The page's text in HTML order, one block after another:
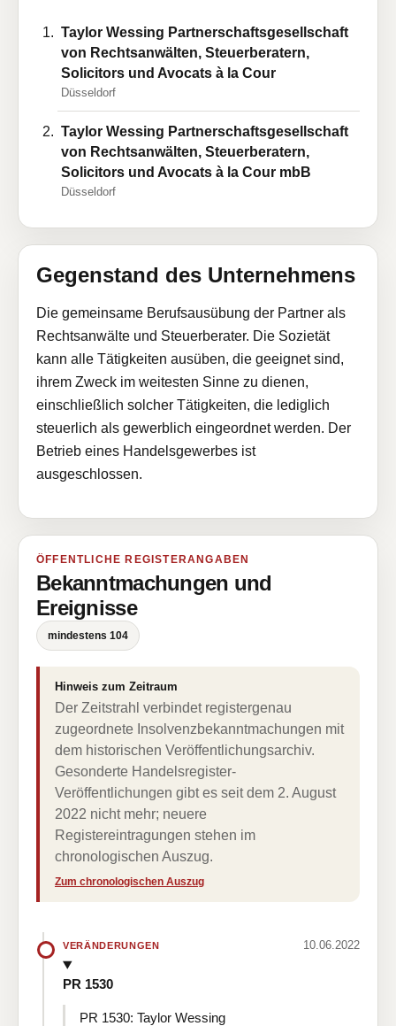
Taylor Wessing Partnerschaftsgesellschaft
von Rechtsanwälten, Steuerberatern,
Solicitors und Avocats à la Cour
Düsseldorf
Taylor Wessing Partnerschaftsgesellschaft
von Rechtsanwälten, Steuerberatern,
Solicitors und Avocats à la Cour mbB
Düsseldorf
Gegenstand des Unternehmens
Die gemeinsame Berufsausübung der Partner als
Rechtsanwälte und Steuerberater. Die Sozietät
kann alle Tätigkeiten ausüben, die geeignet sind,
ihrem Zweck im weitesten Sinne zu dienen,
einschließlich solcher Tätigkeiten, die lediglich
steuerlich als gewerblich eingeordnet werden. Der
Betrieb eines Handelsgewerbes ist
ausgeschlossen.
ÖFFENTLICHE REGISTERANGABEN
Bekanntmachungen und
Ereignisse
mindestens 104
Hinweis zum Zeitraum
Der Zeitstrahl verbindet registergenau
zugeordnete Insolvenzbekanntmachungen mit
dem historischen Veröffentlichungsarchiv.
Gesonderte Handelsregister-
Veröffentlichungen gibt es seit dem 2. August
2022 nicht mehr; neuere
Registereintragungen stehen im
chronologischen Auszug.
Zum chronologischen Auszug
VERÄNDERUNGEN 10.06.2022
PR 1530
PR 1530: Taylor Wessing